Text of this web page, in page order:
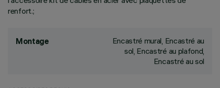
renfort.;
Montage
Encastré mural, Encastré au
sol, Encastré au plafond,
Encastré au sol